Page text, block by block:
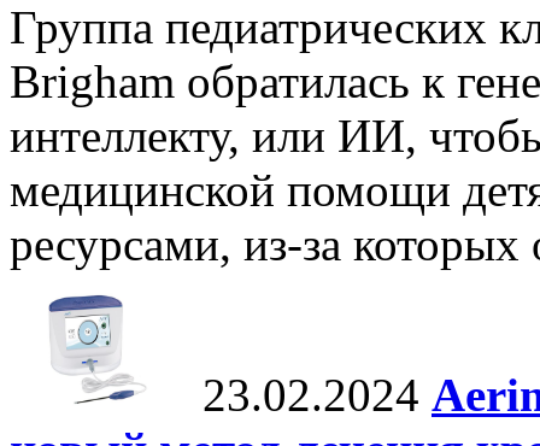
Группа педиатрических
Brigham обратилась к
интеллекту, или ИИ,
медицинской помощи
ресурсами, из-за
23.02.2024